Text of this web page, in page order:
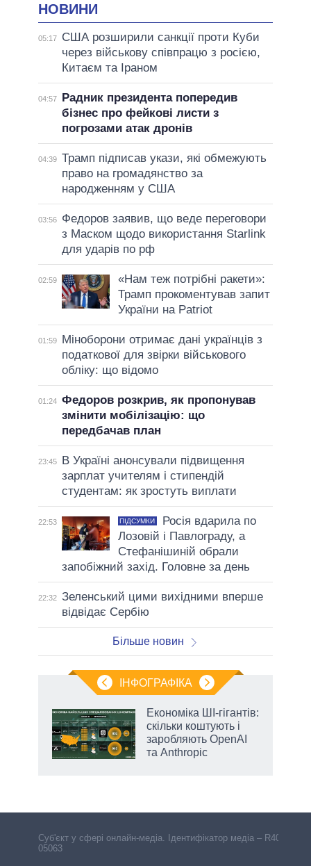
НОВИНИ
05:17
США розширили санкції проти Куби
через військову співпрацю з росією,
Китаєм та Іраном
04:57
Радник президента попередив
бізнес про фейкові листи з
погрозами атак дронів
04:39 Трамп підписав укази, які обмежують
право на громадянство за
народженням у США
03:56
Федоров заявив, що веде переговори
з Маском щодо використання Starlink
для ударів по рф
02:59
«Нам теж потрібні ракети»:
Трамп прокоментував запит
України на Patriot
01:59
Міноборони отримає дані українців з
податкової для звірки військового
обліку: що відомо
01:24 Федоров розкрив, як пропонував
змінити мобілізацію: що
передбачав план
23:45
В Україні анонсували підвищення
зарплат учителям і стипендій
студентам: як зростуть виплати
22:53 ПІДСУМКИ
Росія вдарила по
Лозовій і Павлограду, а
Стефанішиній обрали
запобіжний захід. Головне за день
22:32 Зеленський цими вихідними вперше
відвідає Сербію
Більше новин
ІНФОГРАФІКА
Економіка ШІ-гігантів:
скільки коштують і
заробляють OpenAI
та Anthropic
Cуб'єкт у сфері онлайн-медіа. Ідентифікатор медіа – R40-
05063